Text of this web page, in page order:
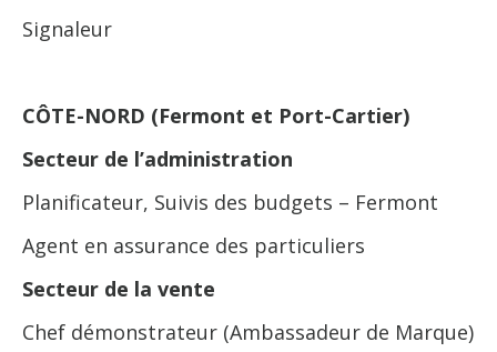
Signaleur
CÔTE-NORD (Fermont et Port-Cartier)
Secteur de l’administration
Planificateur, Suivis des budgets – Fermont
Agent en assurance des particuliers
Secteur de la vente
Chef démonstrateur (Ambassadeur de Marque)